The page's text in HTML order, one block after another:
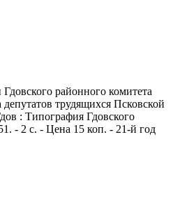
районного комитета
трудящихся Псковской
: Типография Гдовского
- 2 с. - Цена 15 коп. - 21-й год